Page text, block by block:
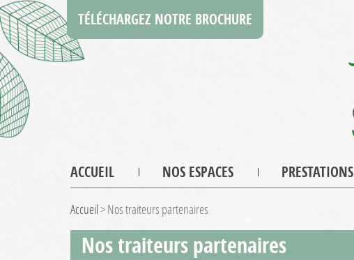
TÉLÉCHARGEZ NOTRE BROCHURE
ACCUEIL NOS ESPACES PRESTATIONS
Accueil>Nos traiteurs partenaires
Nos traiteurs partenaires